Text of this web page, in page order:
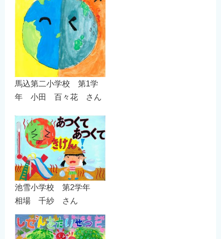
馬込第二小学校 第1学
年 小田 百々花 さん
池雪小学校 第2学年
相場 千紗 さん